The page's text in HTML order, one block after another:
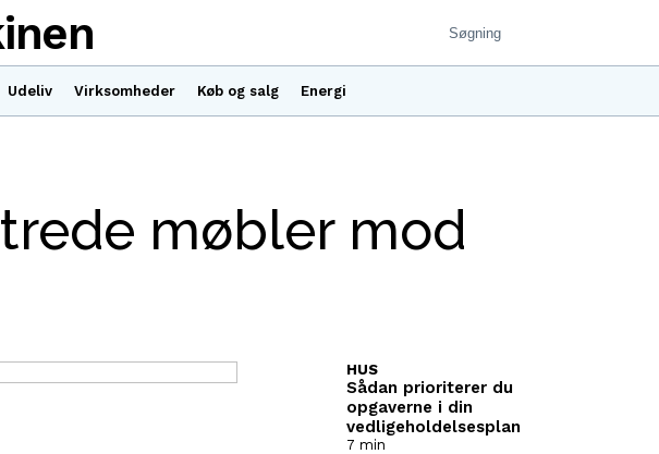
Udeliv Virksomheder Køb og salg Energi
møbler mod
Sådan prioriterer du
opgaverne i din
vedligeholdelsesplan
HUS
7 min